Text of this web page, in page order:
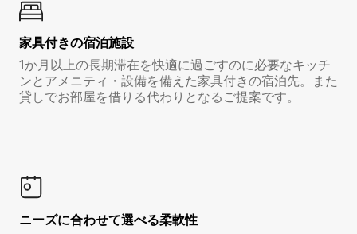
家具付き⁠の宿⁠泊⁠施⁠設
1か月以上の長期滞在を快適に過ごすのに必要なキッチ
ンとアメニティ・設備を備えた家具付きの宿泊先。また
貸しでお部屋を借りる代わりとなるご提案です。
ニーズに合わせて選べる柔軟性